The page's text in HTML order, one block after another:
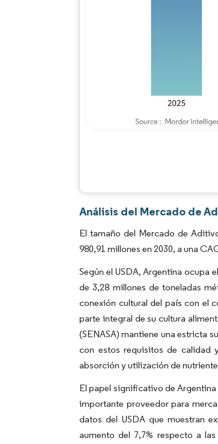
Análisis del Mercado de
El tamaño del Mercado de
980,91 millones en 2030, a una
Según el USDA, Argentina ocupa
de 3,28 millones de toneladas
conexión cultural del país con el
parte integral de su cultura
(SENASA) mantiene una estricta
con estos requisitos de calidad
absorción y utilización de
El papel significativo de
importante proveedor para
datos del USDA que muestran
aumento del 7,7% respecto a